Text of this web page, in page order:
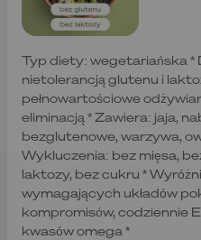
Typ diety: wegetariańska *
nietolerancją glutenu i
pełnowartościowe
eliminacją * Zawiera: jaja,
bezglutenowe, warzywa,
Wykluczenia: bez mięsa,
laktozy, bez cukru *
wymagających układów
kompromisów, codziennie
kwasów omega *